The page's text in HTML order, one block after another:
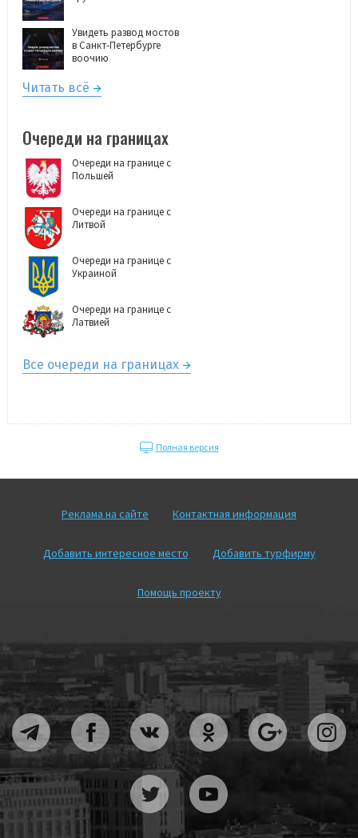
Увидеть развод мостов
в Санкт-Петербурге
воочию
Читать всё
Очереди на границах
Очереди на границе с
Польшей
Очереди на границе с
Литвой
Очереди на границе с
Украиной
Очереди на границе с
Латвией
Все очереди на границах
Полная версия
Реклама на сайте Контактная информация
Добавить интересное место Добавить турфирму
Помощь проекту